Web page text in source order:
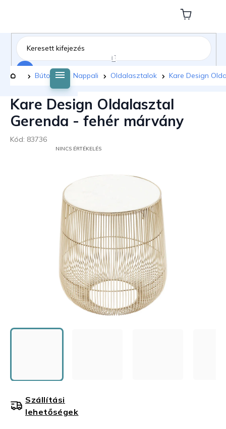
tartalomhoz
Kosár
Kezdőlap
Bútorok Nappali Oldalasztalok Kare Design
Kare Design Oldalasztal
Gerenda - fehér márvány
Kód: 83736
NINCS ÉRTÉKELÉS
Szállítási
lehetőségek